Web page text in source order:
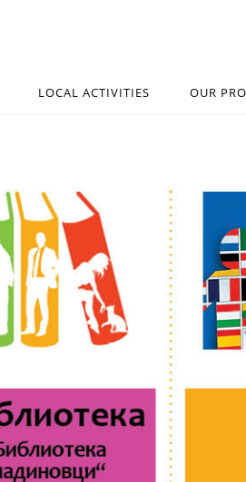
LOCAL ACTIVITIES OUR